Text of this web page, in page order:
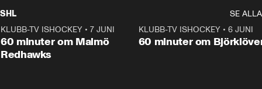
SHL
SE ALLA
Plus
1:02:53
KLUBB-TV ISHOCKEY • 7 JUNI
60 minuter om Malmö
Redhawks
KLUBB-TV ISHOCKEY• 6 JUNI
60 minuter om